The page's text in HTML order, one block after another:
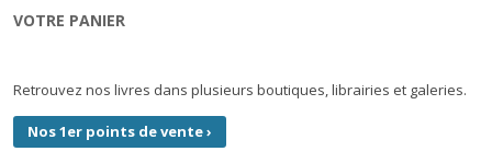
VOTRE PANIER
Retrouvez nos livres dans plusieurs boutiques, librairies et galeries.
Nos 1er points de vente›